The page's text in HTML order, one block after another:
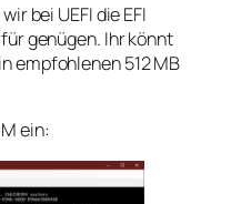
bei UEFI die EFI
genügen. Ihr könnt
empfohlenen 512 MB
ein: